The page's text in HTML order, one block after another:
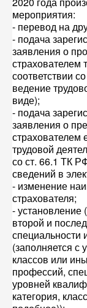
мероприятия:
- перевод на
- подача
заявления о
страхователем
соответствии
ведение
виде);
- подача
заявления о
страхователем
трудовой
со ст. 66.1 ТК
сведений в
- изменение
страхователя;
- установление
второй и
специальности
(заполняется с
классов или
профессий,
уровней
категория,